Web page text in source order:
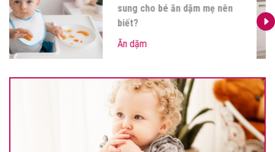
sung cho bé ăn dặm mẹ nên
Ăn dặm